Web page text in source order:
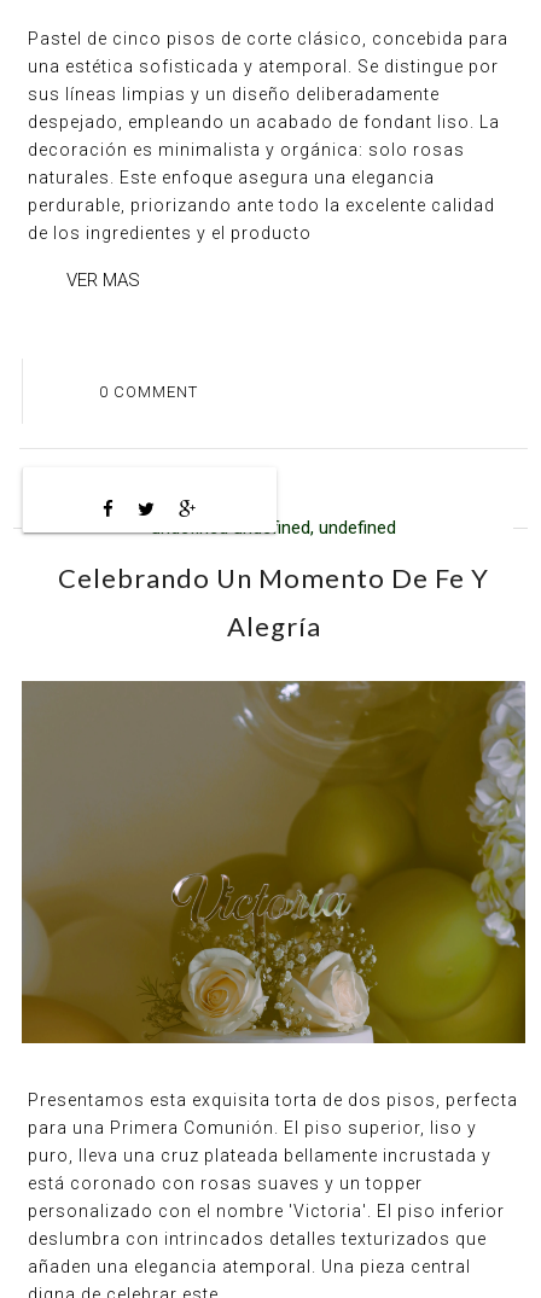
Pastel de cinco pisos de corte clásico, concebida para
una estética sofisticada y atemporal. Se distingue por
sus líneas limpias y un diseño deliberadamente
despejado, empleando un acabado de fondant liso. La
decoración es minimalista y orgánica: solo rosas
naturales. Este enfoque asegura una elegancia
perdurable, priorizando ante todo la excelente calidad
de los ingredientes y el producto
VER MAS
0 COMMENT
undefined undefined, undefined
Celebrando Un Momento De Fe Y
Alegría
Presentamos esta exquisita torta de dos pisos, perfecta
para una Primera Comunión. El piso superior, liso y
puro, lleva una cruz plateada bellamente incrustada y
está coronado con rosas suaves y un topper
personalizado con el nombre 'Victoria'. El piso inferior
deslumbra con intrincados detalles texturizados que
añaden una elegancia atemporal. Una pieza central
digna de celebrar este